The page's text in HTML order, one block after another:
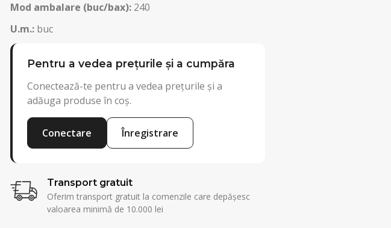
Mod ambalare (buc/bax): 240
U.m.: buc
Pentru a vedea prețurile și a cumpăra
Conectează-te pentru a vedea prețurile și a
adăuga produse în coș.
Conectare Înregistrare
Transport gratuit
Oferim transport gratuit la comenzile care depășesc
valoarea minimă de 10.000 lei